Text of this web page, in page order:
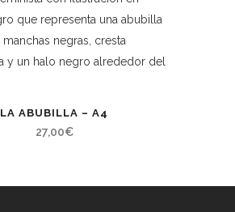
LA ABUBILLA – A4
27,00€